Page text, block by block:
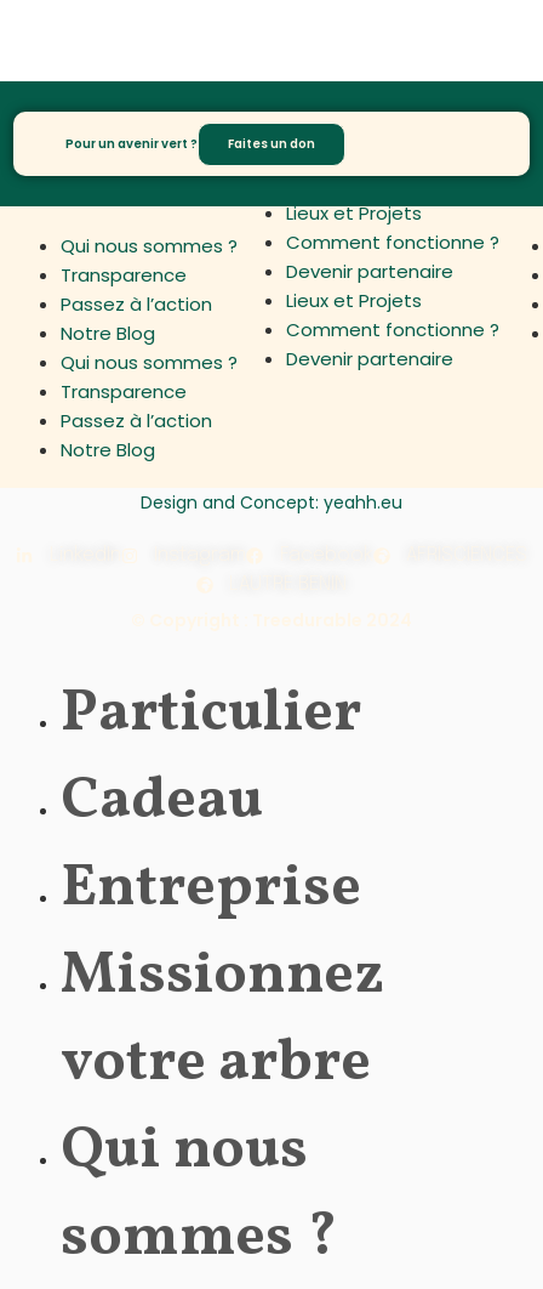
Faites un don
Pour un avenir vert ?
Qui nous sommes ?
Transparence
Passez à l’action
Notre Blog
Qui nous sommes ?
Transparence
Passez à l’action
Notre Blog
Lieux et Projets
Comment fonctionne ? ​
Devenir partenaire
Lieux et Projets
Comment fonctionne ? ​
Devenir partenaire
Design and Concept: yeahh.eu
Particulier
Cadeau
Entreprise
Missionnez
votre arbre
Qui nous
sommes ?